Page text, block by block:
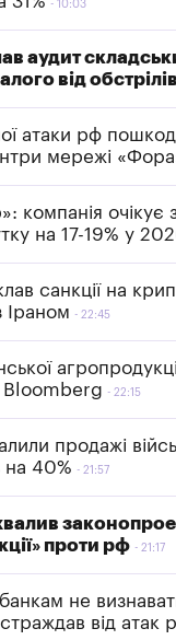
10:03
аудит
від
атаки рф
мережі
компанія очікує
на 17-19% у
санкції на
Іраном
22:45
Bloomberg
22:15
продажі
40%
21:57
проти рф
21:17
не
від атак